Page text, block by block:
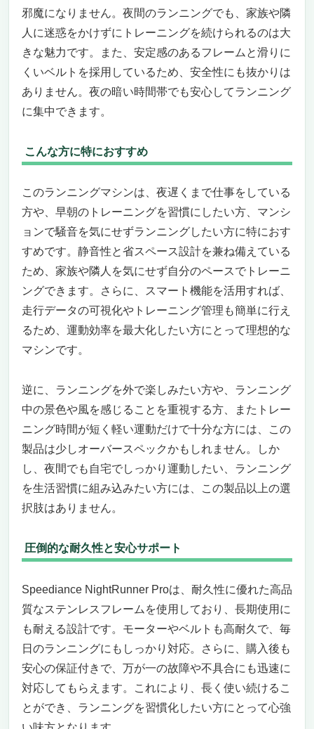
邪魔になりません。夜間のランニングでも、家族や隣
人に迷惑をかけずにトレーニングを続けられるのは大
きな魅力です。また、安定感のあるフレームと滑りに
くいベルトを採用しているため、安全性にも抜かりは
ありません。夜の暗い時間帯でも安心してランニング
に集中できます。
こんな方に特におすすめ
このランニングマシンは、夜遅くまで仕事をしている
方や、早朝のトレーニングを習慣にしたい方、マンシ
ョンで騒音を気にせずランニングしたい方に特におす
すめです。静音性と省スペース設計を兼ね備えている
ため、家族や隣人を気にせず自分のペースでトレーニ
ングできます。さらに、スマート機能を活用すれば、
走行データの可視化やトレーニング管理も簡単に行え
るため、運動効率を最大化したい方にとって理想的な
マシンです。
逆に、ランニングを外で楽しみたい方や、ランニング
中の景色や風を感じることを重視する方、またトレー
ニング時間が短く軽い運動だけで十分な方には、この
製品は少しオーバースペックかもしれません。しか
し、夜間でも自宅でしっかり運動したい、ランニング
を生活習慣に組み込みたい方には、この製品以上の選
択肢はありません。
圧倒的な耐久性と安心サポート
Speediance NightRunner Proは、耐久性に優れた高品
質なステンレスフレームを使用しており、長期使用に
も耐える設計です。モーターやベルトも高耐久で、毎
日のランニングにもしっかり対応。さらに、購入後も
安心の保証付きで、万が一の故障や不具合にも迅速に
対応してもらえます。これにより、長く使い続けるこ
とができ、ランニングを習慣化したい方にとって心強